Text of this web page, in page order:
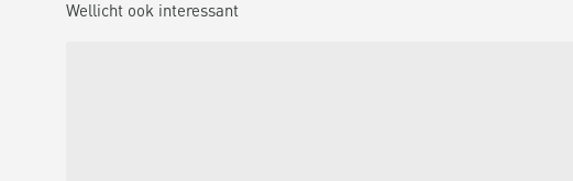
Wellicht ook interessant